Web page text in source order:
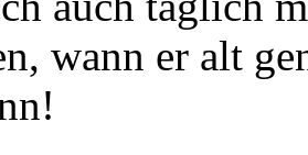
wann er alt